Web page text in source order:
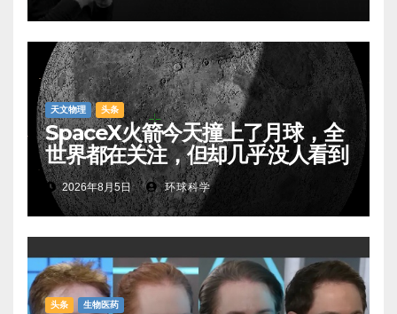
天文物理 头条
SpaceX火箭今天撞上了月球，全
世界都在关注，但却几乎没人看到
2026年8月5日 环球科学
头条 生物医药